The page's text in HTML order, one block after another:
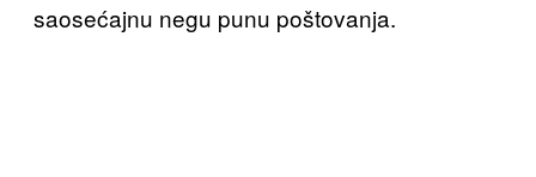
saosećajnu negu punu poštovanja.